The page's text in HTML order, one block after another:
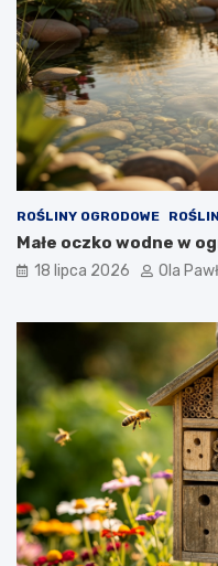
ROŚLINY OGRODOWE
Małe oczko wodne w
18 lipca 2026 Ola